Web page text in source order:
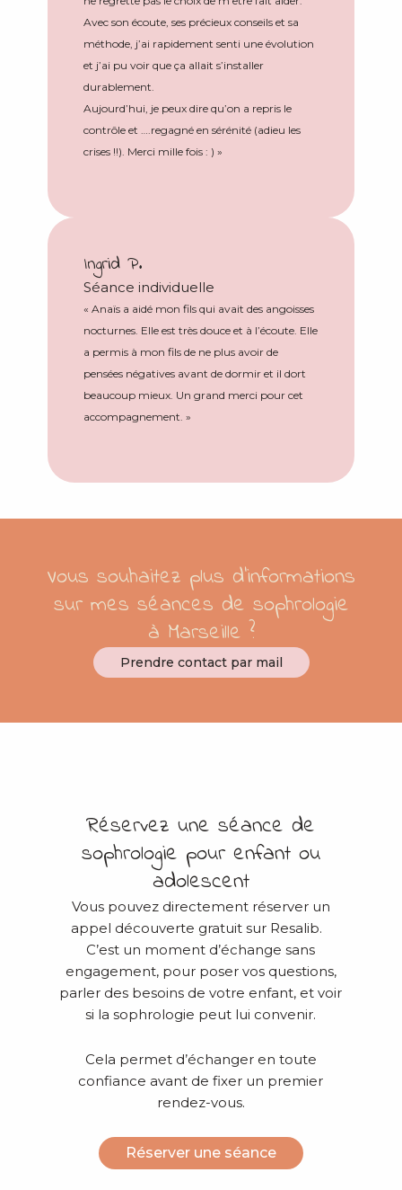
Avec son écoute, ses précieux conseils et sa
méthode, j’ai rapidement senti une évolution
et j’ai pu voir que ça allait s’installer
durablement.
Aujourd’hui, je peux dire qu’on a repris le
contrôle et ….regagné en sérénité (adieu les
crises !!). Merci mille fois : ) »
Ingrid P.
Séance individuelle
« Anaïs a aidé mon fils qui avait des angoisses
nocturnes. Elle est très douce et à l’écoute. Elle
a permis à mon fils de ne plus avoir de
pensées négatives avant de dormir et il dort
beaucoup mieux. Un grand merci pour cet
accompagnement. »
Vous souhaitez plus d’informations
sur mes séances de sophrologie
à Marseille ?
Prendre contact par mail
Réservez une séance de
sophrologie pour enfant ou
adolescent
Vous pouvez directement réserver un
appel découverte gratuit sur Resalib.
C’est un moment d’échange sans
engagement, pour poser vos questions,
parler des besoins de votre enfant, et voir
si la sophrologie peut lui convenir.
Cela permet d’échanger en toute
confiance avant de fixer un premier
rendez-vous.
Réserver une séance